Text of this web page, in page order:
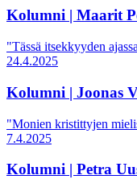
Kolumni | Maarit
"Tässä itsekkyyden
24.4.2025
Kolumni | Joonas
"Monien kristittyjen
7.4.2025
Kolumni | Petra